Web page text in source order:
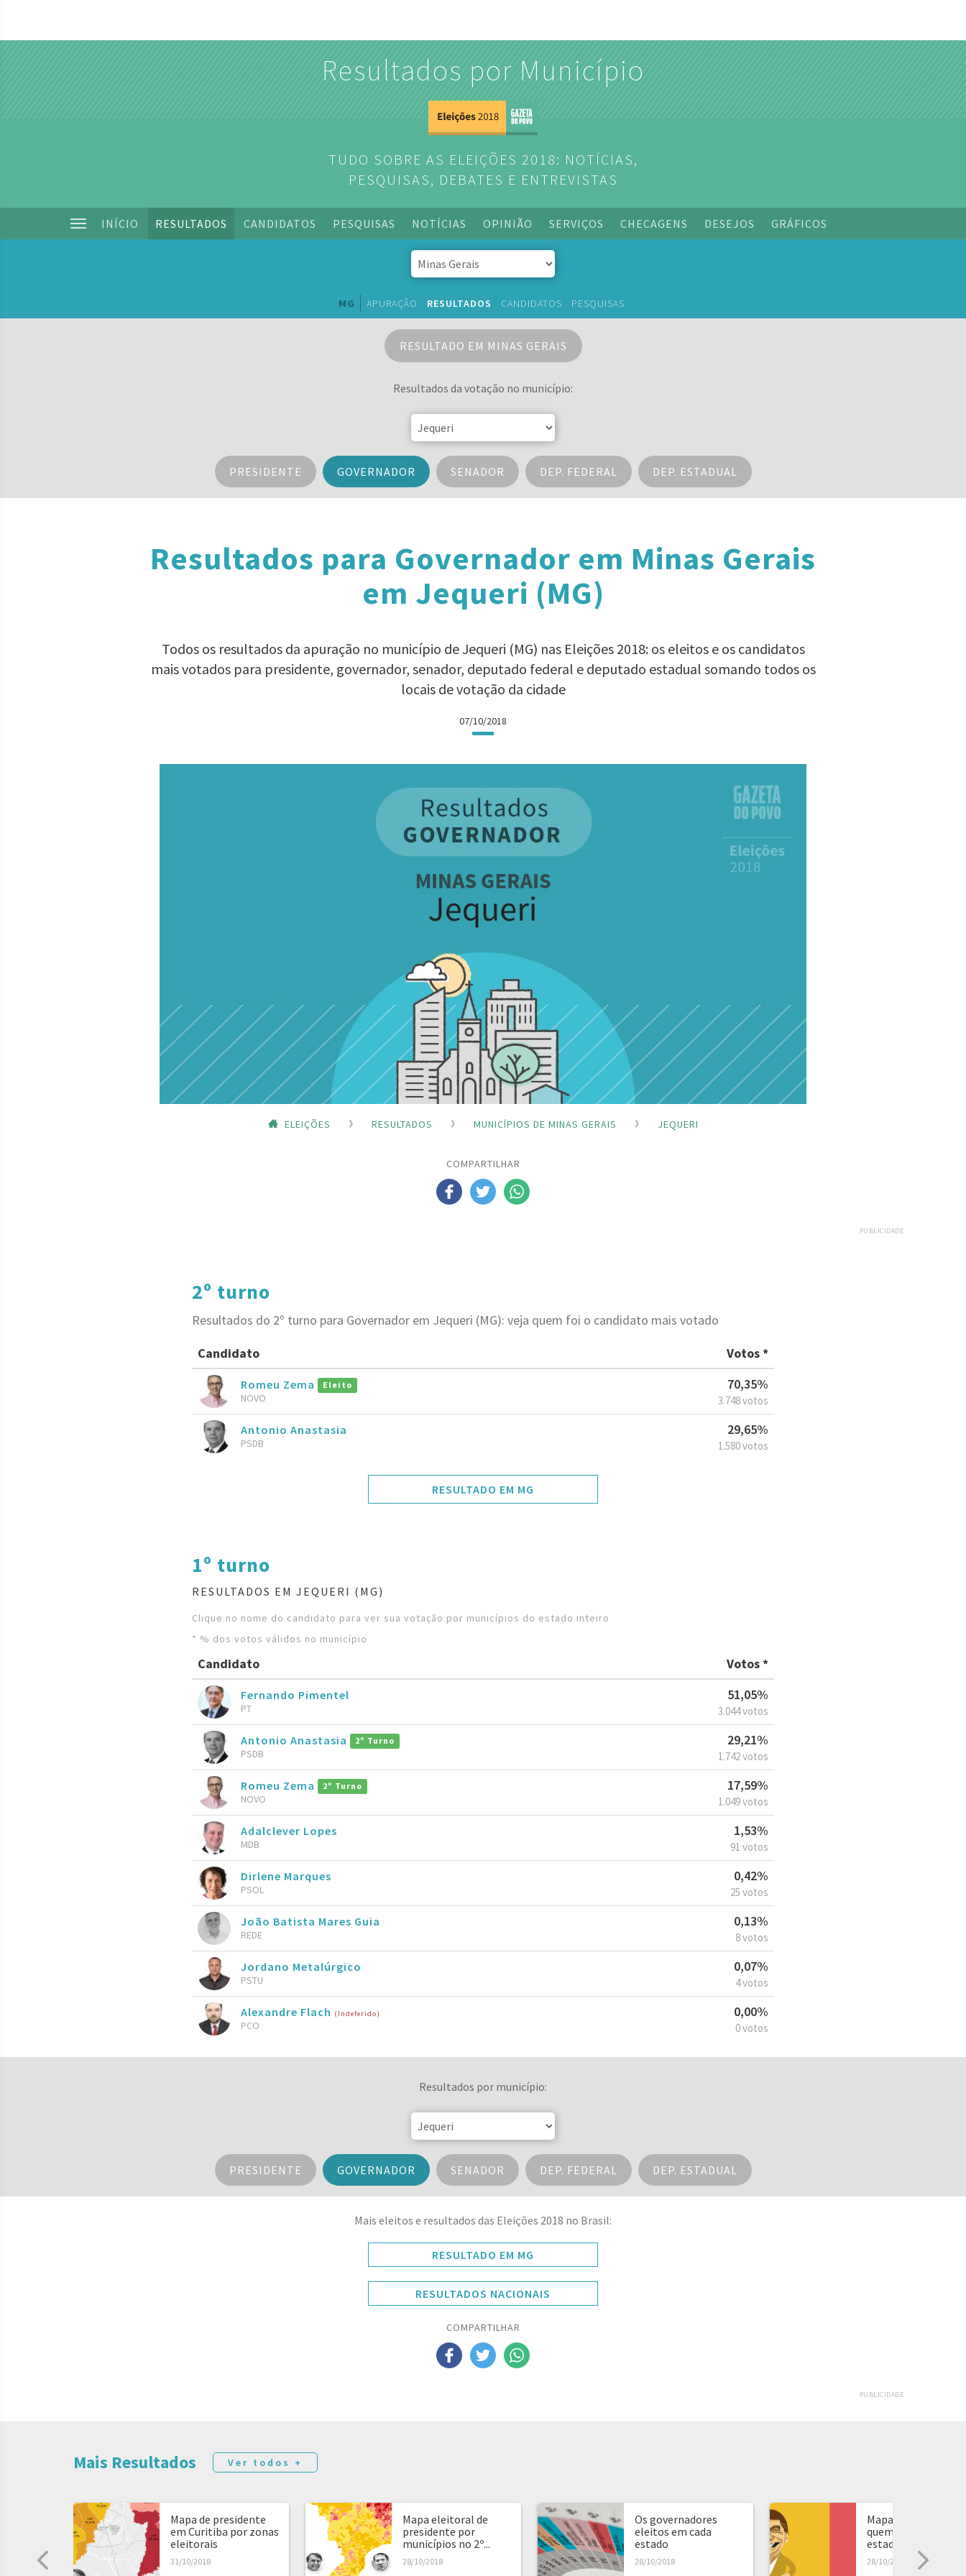
Resultados por Município
TUDO SOBRE AS ELEIÇÕES 2018: NOTÍCIAS,
PESQUISAS, DEBATES E ENTREVISTAS
INÍCIO RESULTADOS CANDIDATOS PESQUISAS NOTÍCIAS OPINIÃO SERVIÇOS CHECAGENS DESEJOS GRÁFICOS
MG APURAÇÃO RESULTADOS CANDIDATOS PESQUISAS
RESULTADO EM MINAS GERAIS
Resultados da votação no município:
PRESIDENTE GOVERNADOR SENADOR DEP. FEDERAL DEP. ESTADUAL
Resultados para Governador em Minas Gerais
em Jequeri (MG)
Todos os resultados da apuração no município de Jequeri (MG) nas Eleições 2018: os eleitos e os candidatos
mais votados para presidente, governador, senador, deputado federal e deputado estadual somando todos os
locais de votação da cidade
07/10/2018
ELEIÇÕES RESULTADOS MUNICÍPIOS DE MINAS GERAIS JEQUERI
COMPARTILHAR
PUBLICIDADE
2º turno
Resultados do 2º turno para Governador em Jequeri (MG): veja quem foi o candidato mais votado
Candidato
Votos *
Romeu Zema Eleito
NOVO
70,35%
3.748 votos
Antonio Anastasia
PSDB
29,65%
1.580 votos
RESULTADO EM MG
1º turno
RESULTADOS EM JEQUERI (MG)
Clique no nome do candidato para ver sua votação por municípios do estado inteiro
* % dos votos válidos no município
Candidato Votos *
Fernando Pimentel
PT
51,05%
3.044 votos
Antonio Anastasia 2º Turno
PSDB
29,21%
1.742 votos
Romeu Zema 2º Turno
NOVO
17,59%
1.049 votos
Adalclever Lopes
MDB
1,53%
91 votos
Dirlene Marques
PSOL
0,42%
25 votos
João Batista Mares Guia
REDE
0,13%
8 votos
Jordano Metalúrgico
PSTU
0,07%
4 votos
Alexandre Flach (Indeferido)
PCO
0,00%
0 votos
Resultados por município:
PRESIDENTE GOVERNADOR SENADOR DEP. FEDERAL DEP. ESTADUAL
Mais eleitos e resultados das Eleições 2018 no Brasil:
RESULTADO EM MG
RESULTADOS NACIONAIS
COMPARTILHAR
PUBLICIDADE
Mais Resultados Ver todos +
Mapa de presidente
em Curitiba por zonas
eleitorais
31/10/2018
Mapa eleitoral de
presidente por
municípios no 2º...
28/10/2018
Os governadores
eleitos em cada
estado
28/10/2018
Mapa de presidente:
quem ganhou em
estado...
28/10/2018